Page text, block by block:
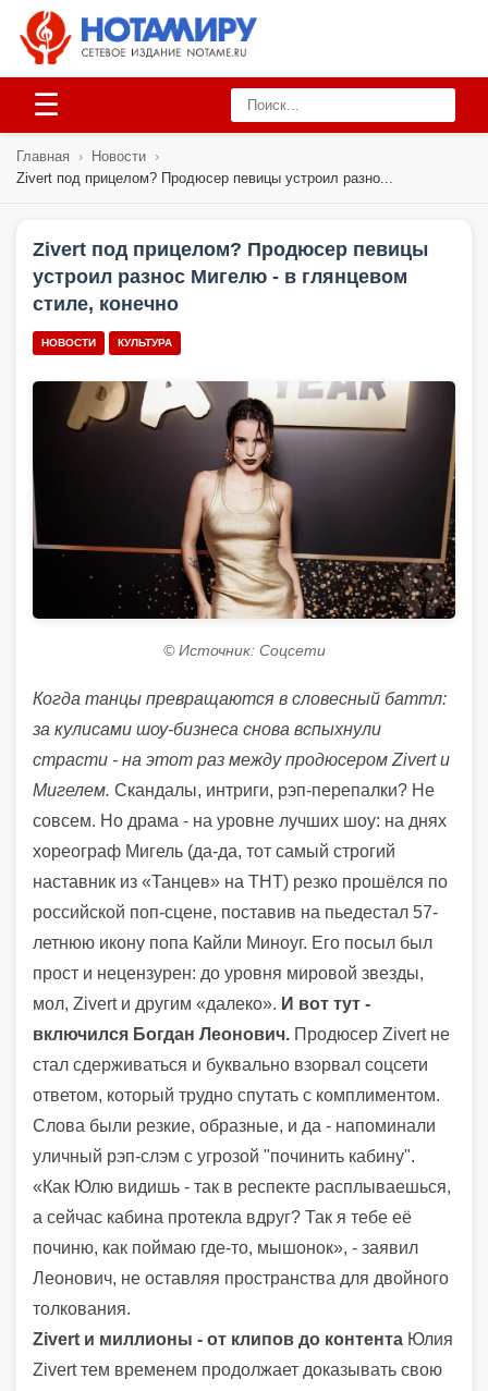
☰
Главная › Новости ›
Zivert под прицелом? Продюсер певицы устроил разно...
Zivert под прицелом? Продюсер певицы
устроил разнос Мигелю - в глянцевом
стиле, конечно
НОВОСТИ КУЛЬТУРА
© Источник: Соцсети
Когда танцы превращаются в словесный баттл:
за кулисами шоу-бизнеса снова вспыхнули
страсти - на этот раз между продюсером Zivert и
Мигелем. Скандалы, интриги, рэп-перепалки? Не
совсем. Но драма - на уровне лучших шоу: на днях
хореограф Мигель (да-да, тот самый строгий
наставник из «Танцев» на ТНТ) резко прошёлся по
российской поп-сцене, поставив на пьедестал 57-
летнюю икону попа Кайли Миноуг. Его посыл был
прост и нецензурен: до уровня мировой звезды,
мол, Zivert и другим «далеко». И вот тут -
включился Богдан Леонович. Продюсер Zivert не
стал сдерживаться и буквально взорвал соцсети
ответом, который трудно спутать с комплиментом.
Слова были резкие, образные, и да - напоминали
уличный рэп-слэм с угрозой "починить кабину".
«Как Юлю видишь - так в респекте расплываешься,
а сейчас кабина протекла вдруг? Так я тебе её
починю, как поймаю где-то, мышонок», - заявил
Леонович, не оставляя пространства для двойного
толкования.
Zivert и миллионы - от клипов до контента Юлия
Zivert тем временем продолжает доказывать свою